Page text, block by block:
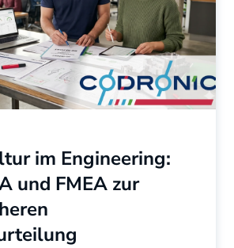
im Engineering:
und FMEA zur